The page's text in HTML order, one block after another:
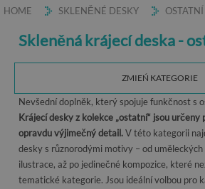
HOME SKLENĚNÉ DESKY OSTATNÍ
Skleněná krájecí deska -
ZMIEŃ KATEGORIE
Nevšední doplněk, který spojuje funkčnost s
Krájecí desky z kolekce „ostatní“ jsou
opravdu výjimečný detail.V této kategorii
desky s různorodými motivy – od
ilustrace, až po jedinečné kompozice, které
tematické kategorie. Jsou ideální volbou pro